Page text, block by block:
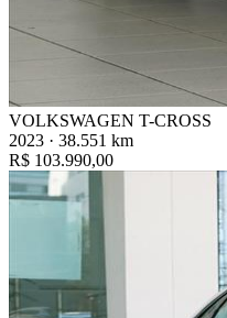
VOLKSWAGEN T-CROSS
2023 · 38.551 km
R$ 103.990,00